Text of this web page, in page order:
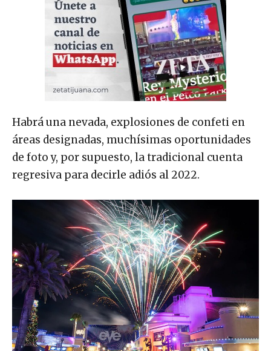
Habrá una nevada, explosiones de confeti en
áreas designadas, muchísimas oportunidades
de foto y, por supuesto, la tradicional cuenta
regresiva para decirle adiós al 2022.